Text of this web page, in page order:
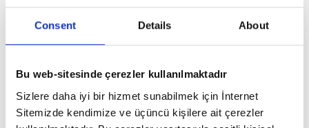
Consent Details About
Bu web-sitesinde çerezler kullanılmaktadır
Sizlere daha iyi bir hizmet sunabilmek için İnternet
Sitemizde kendimize ve üçüncü kişilere ait çerezler
Muhit Dergi Ocak 2024